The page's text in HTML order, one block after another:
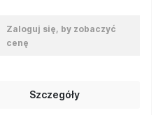
Zaloguj się, by zobaczyć
cenę
Szczegóły